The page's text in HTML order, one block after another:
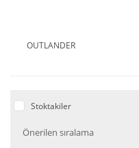
OUTLANDER
Stoktakiler